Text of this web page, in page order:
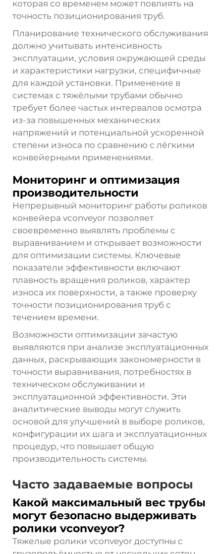
которая со временем может повлиять на
точность позиционирования труб.
Планирование технического обслуживания
должно учитывать интенсивность
эксплуатации, условия окружающей среды
и характеристики нагрузки, специфичные
для каждой установки. Применение в
системах с тяжёлыми трубами обычно
требует более частых интервалов осмотра
из-за повышенных механических
напряжений и потенциальной ускоренной
степени износа по сравнению с лёгкими
конвейерными применениями.
Мониторинг и оптимизация
производительности
Непрерывный мониторинг работы роликов
конвейера vconveyor позволяет
своевременно выявлять проблемы с
выравниванием и открывает возможности
для оптимизации системы. Ключевые
показатели эффективности включают
плавность вращения роликов, характер
износа их поверхности, а также проверку
точности позиционирования труб с
течением времени.
Возможности оптимизации зачастую
выявляются при анализе эксплуатационных
данных, раскрывающих закономерности в
точности выравнивания, потребностях в
техническом обслуживании и
эксплуатационной эффективности. Эти
аналитические выводы могут служить
основой для улучшений в выборе роликов,
конфигурации их шага и эксплуатационных
процедур, что повышает общую
производительность системы.
Часто задаваемые вопросы
Какой максимальный вес трубы
могут безопасно выдерживать
ролики vconveyor?
Тяжелые ролики vconveyor доступны с